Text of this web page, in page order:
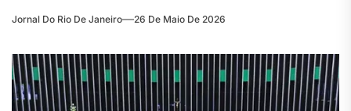
Jornal Do Rio De Janeiro 26 De Maio De 2026